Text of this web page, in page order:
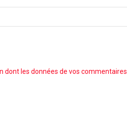
dont les données de vos commentaires